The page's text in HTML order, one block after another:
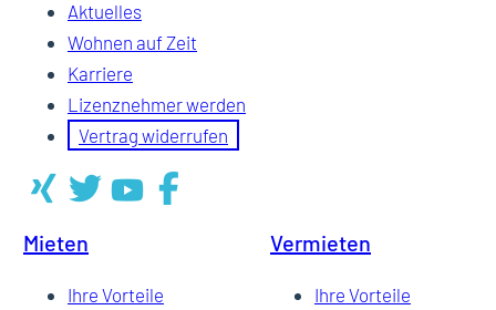
Aktuelles
Wohnen auf Zeit
Karriere
Lizenznehmer werden
Vertrag widerrufen
Mieten
Ihre Vorteile
Vermieten
Ihre Vorteile